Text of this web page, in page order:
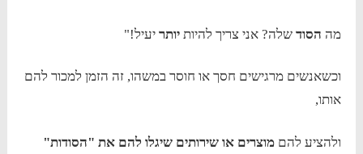
מה הסוד שלה? אני צריך להיותיותר יעיל!"
וכשאנשים מרגישים חסך או חוסר במשהו, זה הזמן למכור להם
אותו,
ולהציע להםמוצרים או שירותים שיגלו להם את "הסודות"